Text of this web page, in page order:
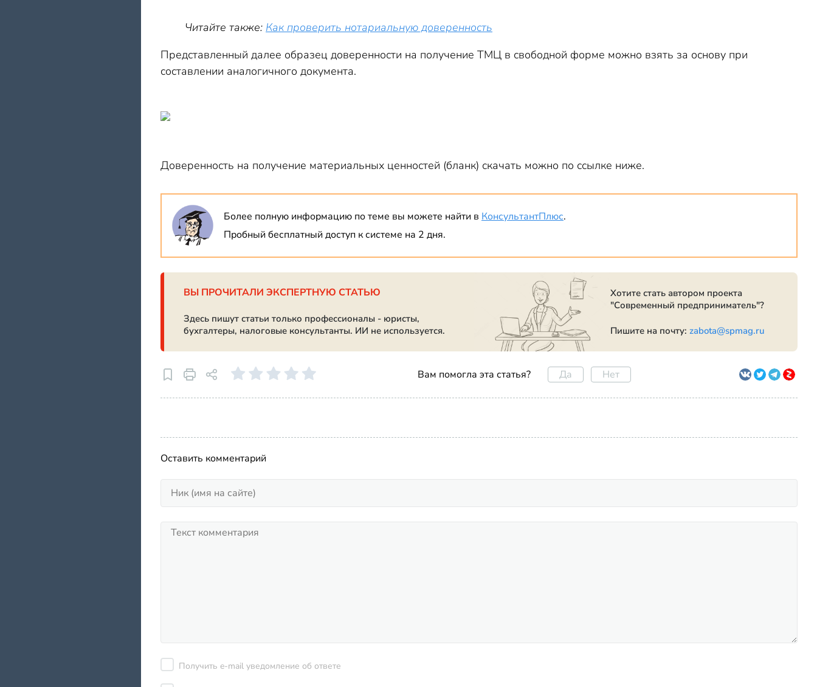
Читайте также: Как проверить нотариальную доверенность
Представленный далее образец доверенности на получение ТМЦ в свободной форме можно взять за основу при
составлении аналогичного документа.
Доверенность на получение материальных ценностей (бланк) скачать можно по ссылке ниже.
Более полную информацию по теме вы можете найти в КонсультантПлюс.
Пробный бесплатный доступ к системе на 2 дня.
ВЫ ПРОЧИТАЛИ ЭКСПЕРТНУЮ СТАТЬЮ
Здесь пишут статьи только профессионалы - юристы,
бухгалтеры, налоговые консультанты. ИИ не используется.
Хотите стать автором проекта
"Современный предприниматель"?
Пишите на почту:zabota@spmag.ru
Вам помогла эта статья? Да Нет
Оставить комментарий
Получить e-mail уведомление об ответе